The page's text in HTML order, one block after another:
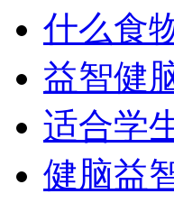
什么食
益智健
适合学
健脑益